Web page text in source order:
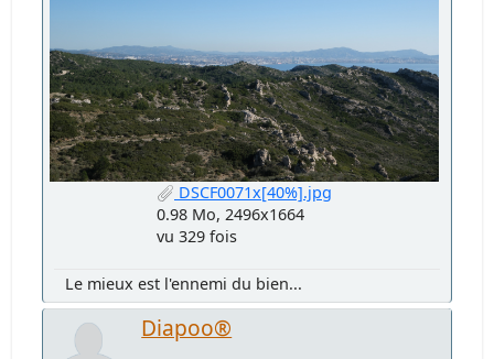
DSCF0071x[40%].jpg
0.98 Mo, 2496x1664
vu 329 fois
Le mieux est l'ennemi du bien...
Diapoo®